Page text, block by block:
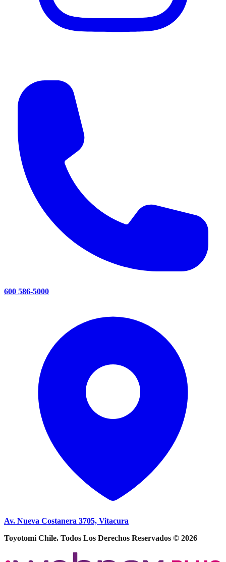
600 586-5000
Av. Nueva Costanera 3705, Vitacura
Toyotomi Chile. Todos Los Derechos Reservados © 2026